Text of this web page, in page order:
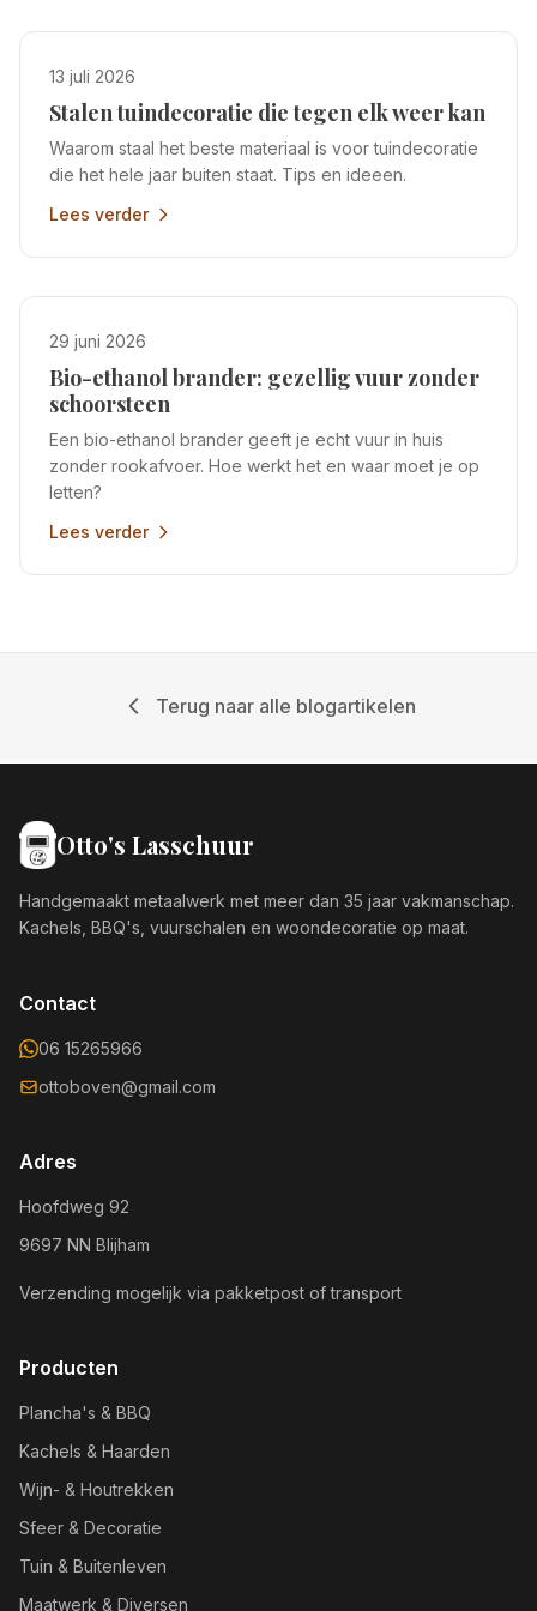
13 juli 2026
Stalen tuindecoratie die tegen elk weer kan
Waarom staal het beste materiaal is voor tuindecoratie
die het hele jaar buiten staat. Tips en ideeen.
Lees verder
29 juni 2026
Bio-ethanol brander: gezellig vuur zonder
schoorsteen
Een bio-ethanol brander geeft je echt vuur in huis
zonder rookafvoer. Hoe werkt het en waar moet je op
letten?
Lees verder
Terug naar alle blogartikelen
Otto's Lasschuur
Handgemaakt metaalwerk met meer dan 35 jaar vakmanschap.
Kachels, BBQ's, vuurschalen en woondecoratie op maat.
Contact
06 15265966
ottoboven@gmail.com
Adres
Hoofdweg 92
9697 NN Blijham
Verzending mogelijk via pakketpost of transport
Producten
Plancha's & BBQ
Kachels & Haarden
Wijn- & Houtrekken
Sfeer & Decoratie
Tuin & Buitenleven
Maatwerk & Diversen